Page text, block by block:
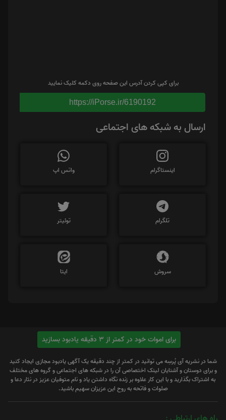
برای کپی کردن آدرس این صفحه روی دکمه کلیک نمایید
https://iPorse.ir/6190192
ارسال به شبکه های اجتماعی
اینستاگرام واتس اپ
تلگرام توئیتر
سروش ایتا
برای اموات خود در کمتر از 3 دقیقه یادبود بسازید
شما در نشریه آی پُرسِه می توانید در کمتر از چند دقیقه یک آگهی یادبود مجازی ایجاد کنید
و برای دوستان و آشنایان لینک اختصاصی آن را در شبکه های اجتماعی و گروه های مختلف
به اشتراک بگذارید و با این کار علاوه بر زنده نگاه داشتن یاد و نام متوفیان عزیز در نثار دعا و
صلوات و فاتحه به روح این عزیزان سهیم باشید.